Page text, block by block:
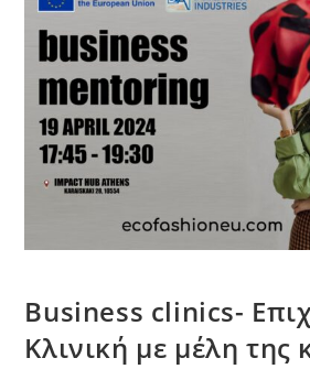
Business clinics-
Κλινική με μέλη της